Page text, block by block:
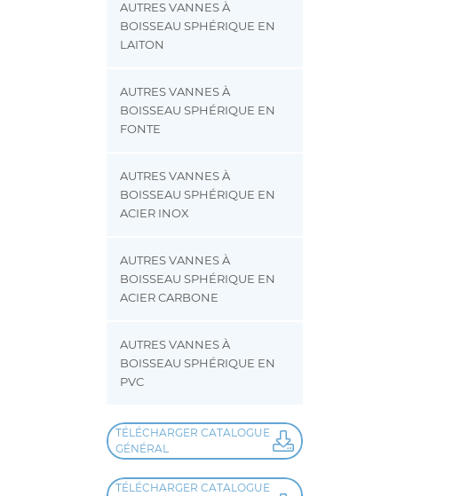
AUTRES VANNES À
BOISSEAU SPHÉRIQUE EN
LAITON
AUTRES VANNES À
BOISSEAU SPHÉRIQUE EN
FONTE
AUTRES VANNES À
BOISSEAU SPHÉRIQUE EN
ACIER INOX
AUTRES VANNES À
BOISSEAU SPHÉRIQUE EN
ACIER CARBONE
AUTRES VANNES À
BOISSEAU SPHÉRIQUE EN
PVC
TÉLÉCHARGER CATALOGUE
GÉNÉRAL
TÉLÉCHARGER CATALOGUE